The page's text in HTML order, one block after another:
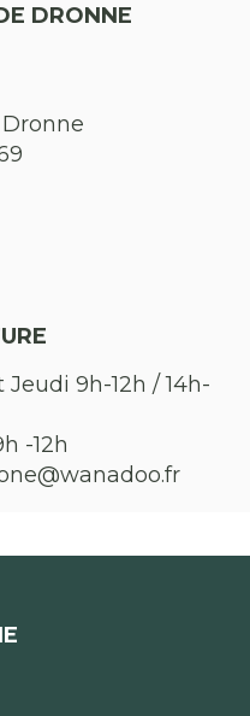
DRONNE
Jeudi 9h-12h / 14h-
-12h